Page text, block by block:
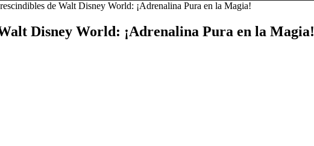
de Walt Disney World: ¡Adrenalina Pura en la Magia!
Disney World: ¡Adrenalina Pura en la Magia!